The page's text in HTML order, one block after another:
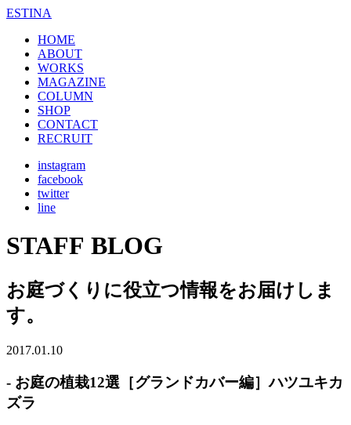
ESTINA
HOME
ABOUT
WORKS
MAGAZINE
COLUMN
SHOP
CONTACT
RECRUIT
instagram
facebook
twitter
line
STAFF BLOG
お庭づくりに役立つ情報をお届けしま
す。
2017.01.10
- お庭の植栽12選［グランドカバー編］ハツユキカ
ズラ